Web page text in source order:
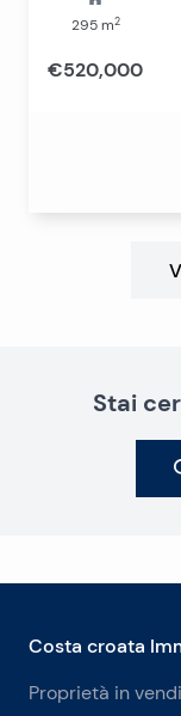
295m2
€520,000
Stai
Costa croata
Proprietà in